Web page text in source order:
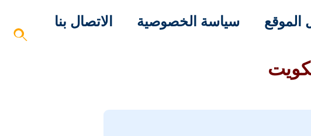
الموقع سياسة الخصوصية الاتصال بنا